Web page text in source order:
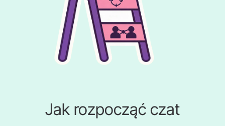
Jak rozpocząć czat